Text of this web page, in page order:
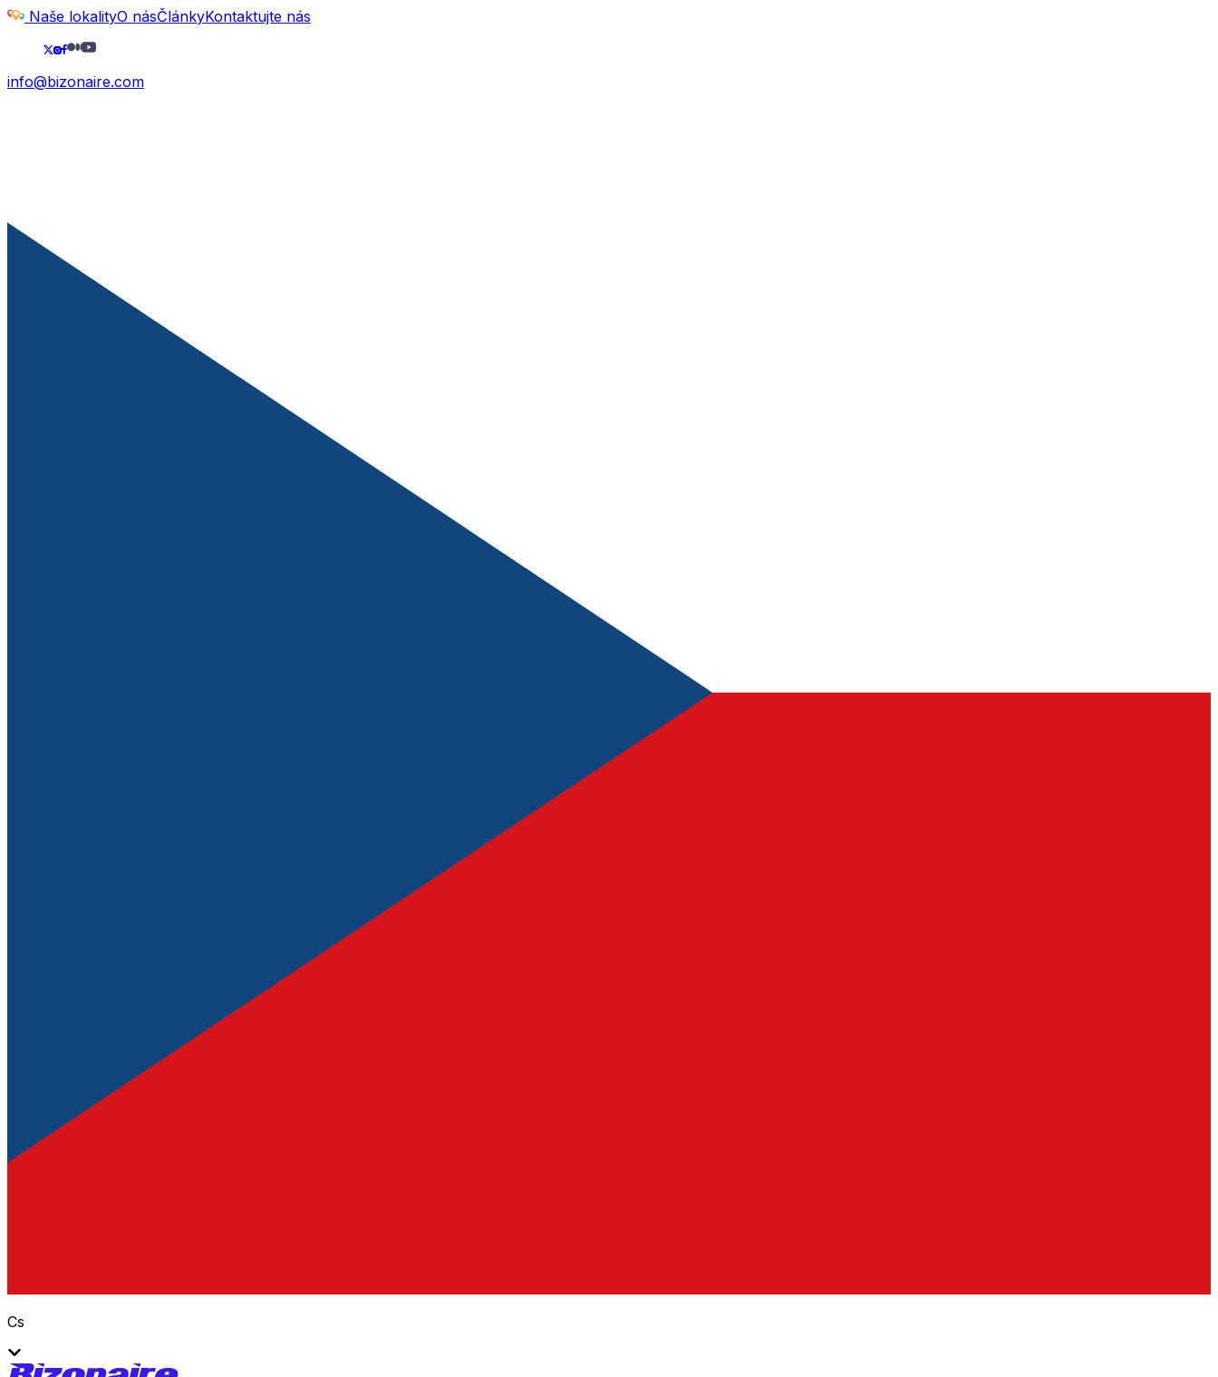
Naše lokalityO násČlánkyKontaktujte nás
info@bizonaire.com
Cs